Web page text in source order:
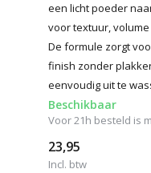
een licht poeder
voor textuur,
De formule zorgt
finish zonder
eenvoudig uit te
Beschikbaar
Voor 21h besteld is
23,95
Incl. btw